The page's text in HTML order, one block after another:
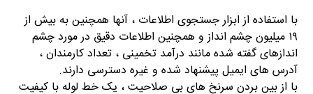
با استفاده از ابزار جستجوی اطلاعات ، آنها همچنین به بیش از
۱۹ میلیون چشم انداز و همچنین اطلاعات دقیق در مورد چشم
اندازهای گفته شده مانند درآمد تخمینی ، تعداد کارمندان ،
آدرس های ایمیل پیشنهاد شده و غیره دسترسی دارند.
با از بین بردن سرنخ های بی صلاحیت ، یک خط لوله با کیفیت